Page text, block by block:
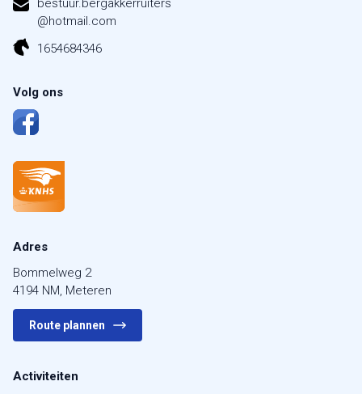
bestuur.bergakkerruiters
@hotmail.com
1654684346
Volg ons
Adres
Bommelweg 2
4194 NM, Meteren
Route plannen
Activiteiten